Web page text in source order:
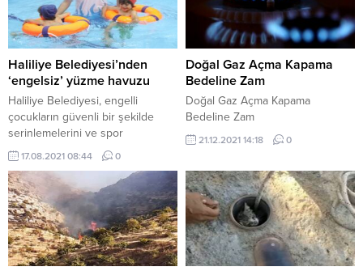
Haliliye Belediyesi’nden
‘engelsiz’ yüzme havuzu
Haliliye Belediyesi, engelli
çocukların güvenli bir şekilde
serinlemelerini ve spor
yapmalarını sağlamak amacıyla
hizmete sundu. Kültür ve Sosyal
İşler Müdürlüğü, Belediye
Başkanı Mehmet Canpolat’ın
talimatlarıyla engelli çocuklara
yönelik yüzme havuzunu hizmete
sundu. Eyyüp Cenap Gülpınar
17.08.2021 08:44 0
Doğal Gaz Açma Kapama
Bedeline Zam
Doğal Gaz Açma Kapama
Bedeline Zam
21.12.2021 14:18 0